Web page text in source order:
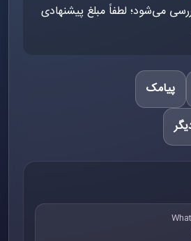
می‌شود؛ لطفاً مبلغ پیشنهادی
پیامک